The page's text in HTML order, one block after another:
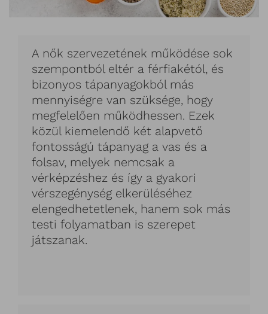
A nők szervezetének működése sok
szempontból eltér a férfiakétól, és
bizonyos tápanyagokból más
mennyiségre van szüksége, hogy
megfelelően működhessen. Ezek
közül kiemelendő két alapvető
fontosságú tápanyag a vas és a
folsav, melyek nemcsak a
vérképzéshez és így a gyakori
vérszegénység elkerüléséhez
elengedhetetlenek, hanem sok más
testi folyamatban is szerepet
játszanak.